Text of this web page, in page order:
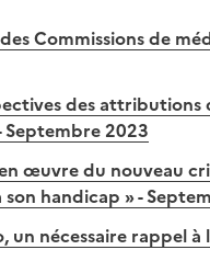
Commissions de
des attributions
Septembre 2023
œuvre du nouveau
handicap » -
un nécessaire rappel à